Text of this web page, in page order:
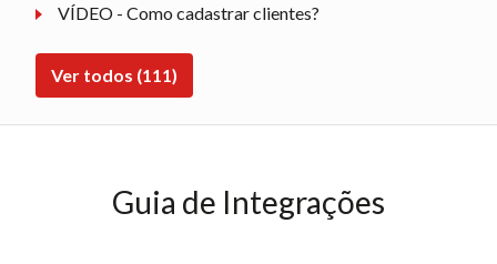
VÍDEO - Como cadastrar clientes?
Ver todos (111)
Guia de Integrações